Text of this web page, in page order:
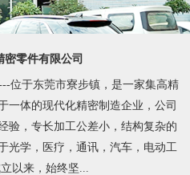
密零件有限公司
位于东莞市寮步镇，是一家集高精
一体的现代化精密制造企业，公司
验，专长加工公差小，结构复杂的
光学，医疗，通讯，汽车，电动工
以来，始终坚...